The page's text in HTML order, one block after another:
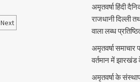
Next
अमृतवर्षा हिंदी
राजधानी दिल्ली
वाला लब्ध
अमृतवर्षा समाचार
वर्तमान में
अमृतवर्षा के